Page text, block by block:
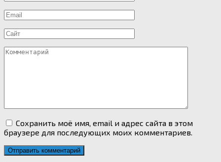
*
Email
*
Сайт
Комментарий
Сохранить моё имя, email и адрес сайта в этом
браузере для последующих моих комментариев.